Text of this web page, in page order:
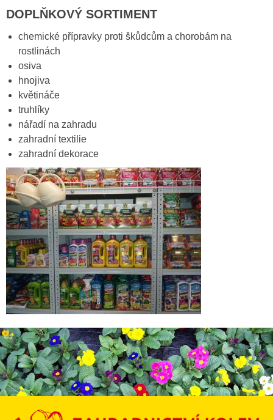
DOPLŇKOVÝ SORTIMENT
chemické přípravky proti škůdcům a chorobám na
rostlinách
osiva
hnojiva
květináče
truhlíky
nářadí na zahradu
zahradní textilie
zahradní dekorace